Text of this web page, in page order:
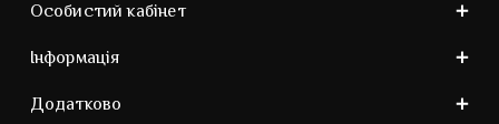
Особистий кабінет
Інформація
Додатково